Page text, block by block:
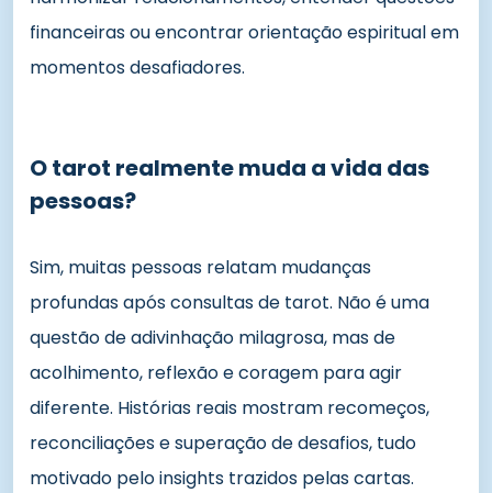
financeiras ou encontrar orientação espiritual em
momentos desafiadores.
O tarot realmente muda a vida das
pessoas?
Sim, muitas pessoas relatam mudanças
profundas após consultas de tarot. Não é uma
questão de adivinhação milagrosa, mas de
acolhimento, reflexão e coragem para agir
diferente. Histórias reais mostram recomeços,
reconciliações e superação de desafios, tudo
motivado pelo insights trazidos pelas cartas.